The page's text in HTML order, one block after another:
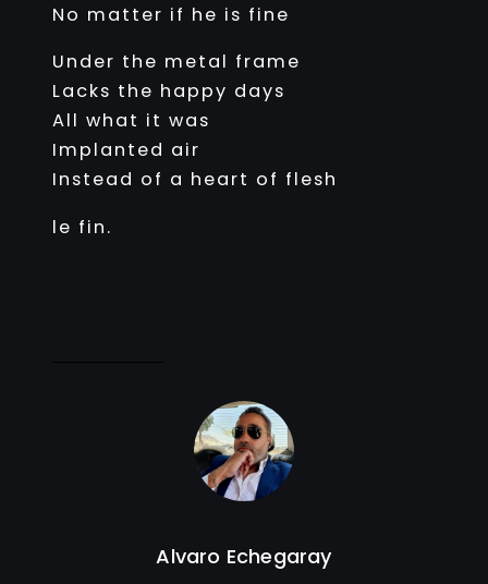
No matter if he is fine
Under the metal frame
Lacks the happy days
All what it was
Implanted air
Instead of a heart of flesh
le fin.
Alvaro Echegaray